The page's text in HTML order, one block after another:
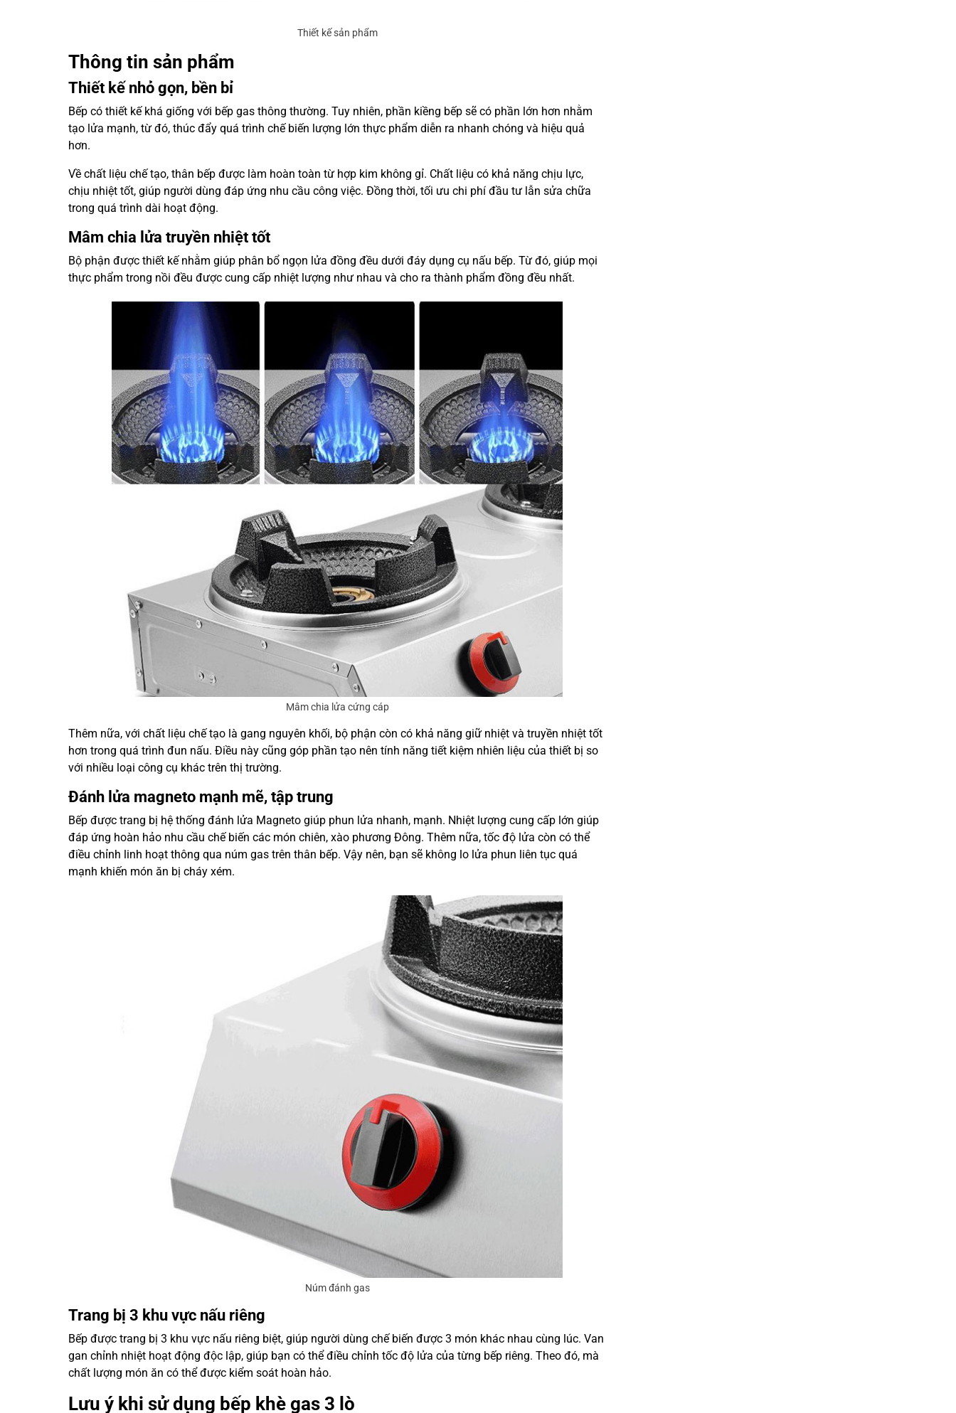
Thiết kế sản phẩm
Thông tin sản phẩm
Thiết kế nhỏ gọn, bền bỉ
Bếp có thiết kế khá giống với bếp gas thông thường. Tuy nhiên, phần kiềng bếp sẽ có phần lớn hơn nhằm
tạo lửa mạnh, từ đó, thúc đẩy quá trình chế biến lượng lớn thực phẩm diễn ra nhanh chóng và hiệu quả
hơn.
Về chất liệu chế tạo, thân bếp được làm hoàn toàn từ hợp kim không gỉ. Chất liệu có khả năng chịu lực,
chịu nhiệt tốt, giúp người dùng đáp ứng nhu cầu công việc. Đồng thời, tối ưu chi phí đầu tư lẫn sửa chữa
trong quá trình dài hoạt động.
Mâm chia lửa truyền nhiệt tốt
Bộ phận được thiết kế nhằm giúp phân bổ ngọn lửa đồng đều dưới đáy dụng cụ nấu bếp. Từ đó, giúp mọi
thực phẩm trong nồi đều được cung cấp nhiệt lượng như nhau và cho ra thành phẩm đồng đều nhất.
Mâm chia lửa cứng cáp
Thêm nữa, với chất liệu chế tạo là gang nguyên khối, bộ phận còn có khả năng giữ nhiệt và truyền nhiệt tốt
hơn trong quá trình đun nấu. Điều này cũng góp phần tạo nên tính năng tiết kiệm nhiên liệu của thiết bị so
với nhiều loại công cụ khác trên thị trường.
Đánh lửa magneto mạnh mẽ, tập trung
Bếp được trang bị hệ thống đánh lửa Magneto giúp phun lửa nhanh, mạnh. Nhiệt lượng cung cấp lớn giúp
đáp ứng hoàn hảo nhu cầu chế biến các món chiên, xào phương Đông. Thêm nữa, tốc độ lửa còn có thể
điều chỉnh linh hoạt thông qua núm gas trên thân bếp. Vậy nên, bạn sẽ không lo lửa phun liên tục quá
mạnh khiến món ăn bị cháy xém.
Núm đánh gas
Trang bị 3 khu vực nấu riêng
Bếp được trang bị 3 khu vực nấu riêng biệt, giúp người dùng chế biến được 3 món khác nhau cùng lúc. Van
gan chỉnh nhiệt hoạt động độc lập, giúp bạn có thể điều chỉnh tốc độ lửa của từng bếp riêng. Theo đó, mà
chất lượng món ăn có thể được kiểm soát hoàn hảo.
Lưu ý khi sử dụng bếp khè gas 3 lò